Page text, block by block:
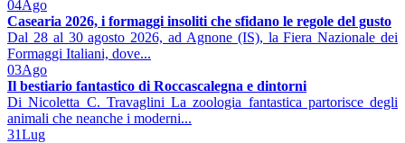
04Ago
Casearia 2026, i formaggi insoliti che sfidano le regole del gusto
Dal 28 al 30 agosto 2026, ad Agnone (IS), la Fiera Nazionale dei
Formaggi Italiani, dove...
03Ago
Il bestiario fantastico di Roccascalegna e dintorni
Di Nicoletta C. Travaglini La zoologia fantastica partorisce degli
animali che neanche i moderni...
31Lug